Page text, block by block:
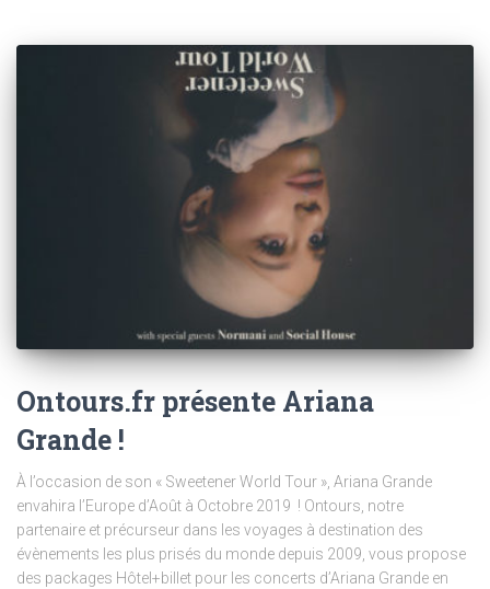
Ontours.fr présente Ariana
Grande !
À l’occasion de son « Sweetener World Tour », Ariana Grande
envahira l’Europe d’Août à Octobre 2019 ! Ontours, notre
partenaire et précurseur dans les voyages à destination des
évènements les plus prisés du monde depuis 2009, vous propose
des packages Hôtel+billet pour les concerts d’Ariana Grande en